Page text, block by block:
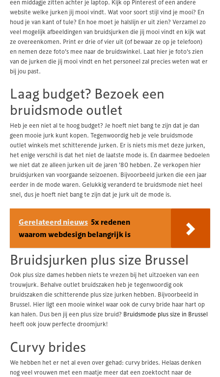
een middagje zitten achter je laptop. Kijk op Pinterest of een andere
website welke jurken jij mooi vindt. Wat voor soort stijl vind je mooi? En
houd je van kant of tule? En hoe moet je halslijn er uit zien? Verzamel zo
veel mogelijk afbeeldingen van bruidsjurken die jij mooi vindt en kijk wat
ze overeenkomen. Print er drie of vier uit (of bewaar ze op je telefoon)
en nemen deze foto’s mee naar de bruidswinkel. Laat hier je foto’s zien
van de jurken die jij mooi vindt en het personeel zal precies weten wat er
bij jou past.
Laag budget? Bezoek een
bruidsmode outlet
Heb je een niet al te hoog budget? Je hoeft niet bang te zijn dat je dan
geen mooie jurk kunt kopen. Tegenwoordig heb je vele bruidsmode
outlet winkels met schitterende jurken. Er is niets mis met deze jurken,
het enige verschil is dat het niet de laatste mode is. En daarmee bedoelen
we niet dat ze alleen jurken uit de jaren ’80 hebben. Ze verkopen hier
bruidsjurken van voorgaande seizoenen. Bijvoorbeeld jurken die een jaar
eerder in de mode waren. Gelukkig veranderd te bruidsmode niet heel
snel, dus je hoeft niet bang te zijn dat je jurk uit de mode is.
Gerelateerd nieuws 5x redenen
waarom webdesign belangrijk is
Bruidsjurken plus size Brussel
Ook plus size dames hebben niets te vrezen bij het uitzoeken van een
trouwjurk. Behalve outlet bruidszaken heb je tegenwoordig ook
bruidszaken die schitterende plus size jurken hebben. Bijvoorbeeld in
Brussel. Hier ligt een mooie winkel waar ook de curvy bride haar hart op
kan halen. Dus ben jij een plus size bruid? Bruidsmode plus size in Brussel
heeft ook jouw perfecte droomjurk!
Curvy brides
We hebben het er net al even over gehad: curvy brides. Helaas denken
nog veel vrouwen met een maatje meer dat een zoektocht naar de